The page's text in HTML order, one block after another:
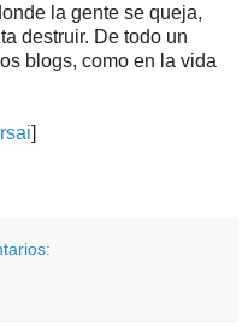
la gente se queja,
destruir. De todo un
blogs, como en la vida
]